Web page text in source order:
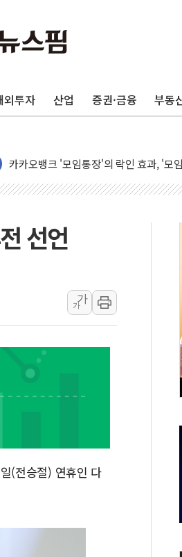
외투자 산업 증권·금융 부동
흥국자산운용, 코스닥 성장주 담은 채권
외국인 돌아왔지만 …'삼전·하이닉스'
미래에셋자산운용 "변동성 커진 AI 반도
더본코리아 홍콩반점, '부산 돼지국밥짬
ADT캡스, 매장
환율 100원 빠지면 현대차 영업익 2.2조
국내 최대 400MW 규모 해남 태양광
경찰, '홍명보 감독 선임 의혹' 축구협회
삼성전자, FMS 2026서 차세대 AI 메모
LX하우시스 "역대급 폭염에 고단열 인
일 안 하고 '초과근무 수당' 챙긴 경찰관
토마토시스템 조길주·이강찬 대표, 자사
[특징주] 고려아연, 상반기 최대 실적에
한·체코 항공편 주10회로 확대…신규
SBI저축은행, 최고 연 7.7% '생활파킹
선언
가
가
(전승절) 연휴인 다